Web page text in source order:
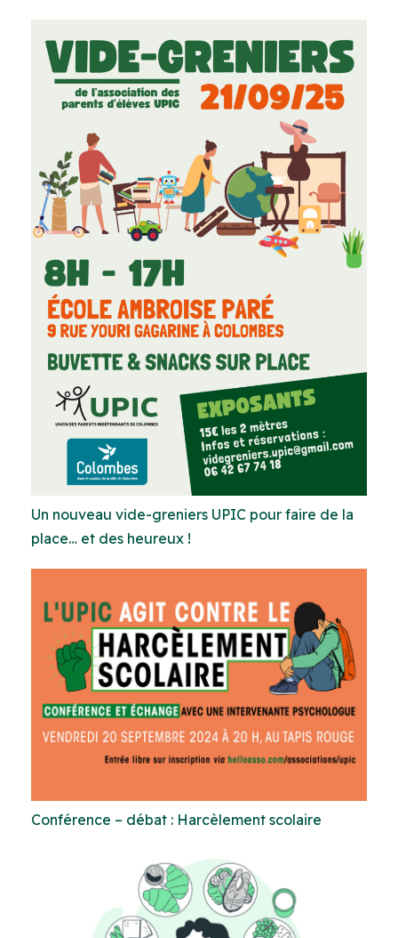
Un nouveau vide-greniers UPIC pour faire de la
place… et des heureux !
Conférence – débat : Harcèlement scolaire